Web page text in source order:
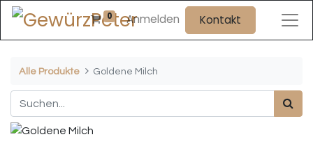
0 Anmelden Kontakt
Alle Produkte Goldene Milch